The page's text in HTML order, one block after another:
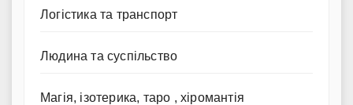
Логістика та транспорт
Людина та суспільство
Магія, ізотерика, таро , хіромантія